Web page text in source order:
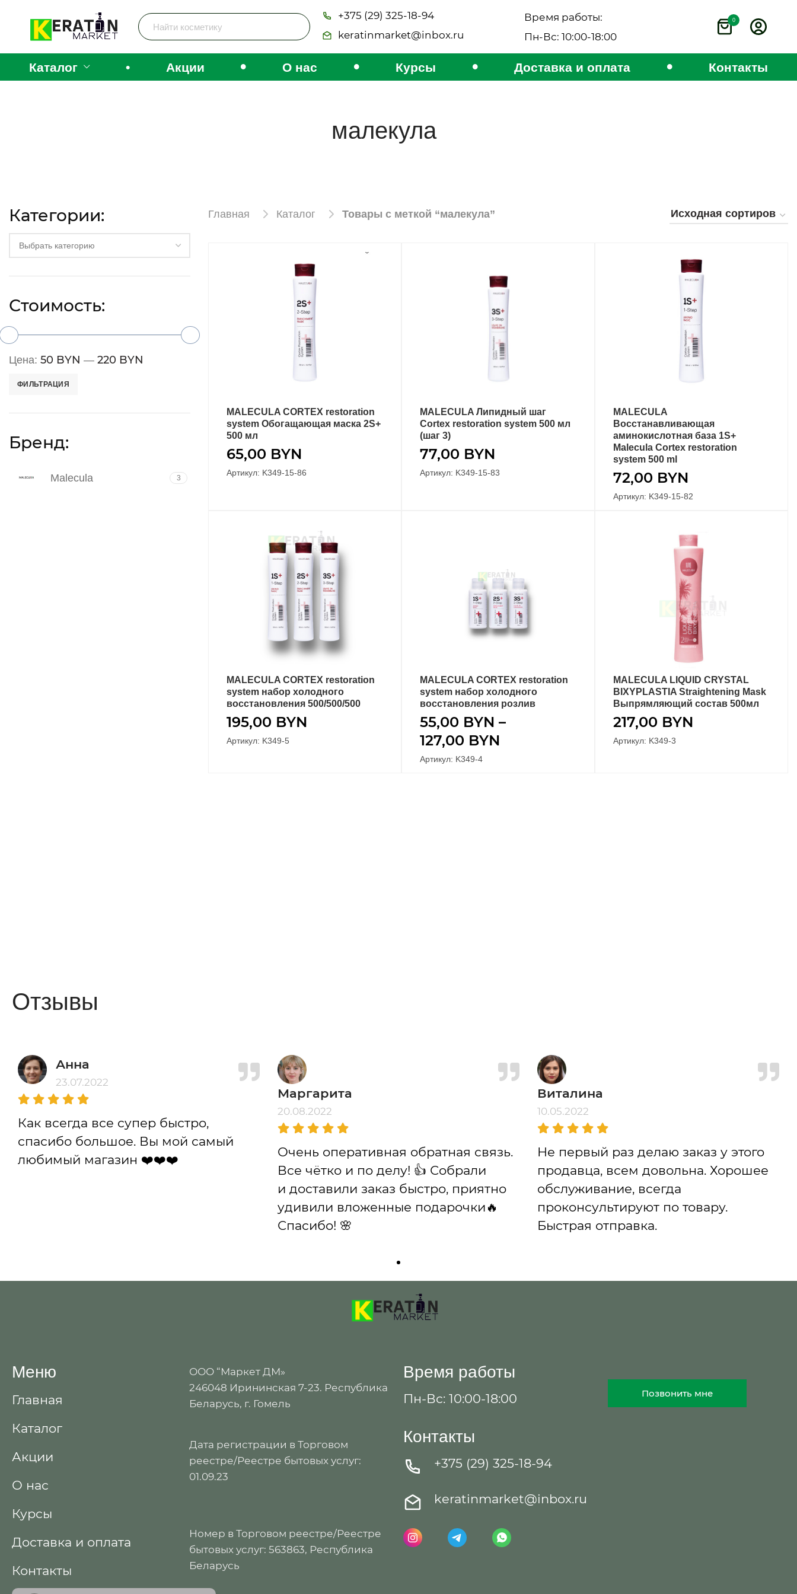
+375 (29) 325-18-94
keratinmarket@inbox.ru
Время работы:
Пн-Вс: 10:00-18:00
0
Каталог • Акции • О нас • Курсы • Доставка и оплата • Контакты
малекула
Категории:
Выбрать категорию
Стоимость:
ФИЛЬТРАЦИЯ
Цена: 50 BYN — 220 BYN
Бренд:
Malecula 3
Главная Каталог Товары с меткой “малекула”
В КОРЗИНУ
MALECULA CORTEX restoration
system Обогащающая маска 2S+
500 мл
65,00 BYN
Артикул: K349-15-86
В КОРЗИНУ
MALECULA Липидный шаг
Cortex restoration system 500 мл
(шаг 3)
77,00 BYN
Артикул: K349-15-83
MALECULA
Восстанавливающая
аминокислотная база 1S+
Malecula Cortex restoration
system 500 ml
72,00 BYN
Артикул: K349-15-82
В КОРЗИНУ
MALECULA CORTEX restoration
system набор холодного
восстановления 500/500/500
195,00 BYN
Артикул: K349-5
ВЫБЕРИТЕ ПАРАМЕТРЫ
MALECULA CORTEX restoration
system набор холодного
восстановления розлив
55,00 BYN –
127,00 BYN
Артикул: K349-4
В КОРЗИНУ
MALECULA LIQUID CRYSTAL
BIXYPLASTIA Straightening Mask
Выпрямляющий состав 500мл
217,00 BYN
Артикул: K349-3
Отзывы
Анна
23.07.2022
Как всегда все супер быстро,
спасибо большое. Вы мой самый
любимый магазин ❤️❤️❤️
Маргарита
20.08.2022
Очень оперативная обратная связь.
Все чётко и по делу! 👍 Собрали
и доставили заказ быстро, приятно
удивили вложенные подарочки🔥
Спасибо! 🌸
Виталина
10.05.2022
Не первый раз делаю заказ у этого
продавца, всем довольна. Хорошее
обслуживание, всегда
проконсультируют по товару.
Быстрая отправка.
Меню
Главная
Каталог
Акции
О нас
Курсы
Доставка и оплата
Контакты
ООО “Маркет ДМ»
246048 Ирининская 7-23. Республика
Беларусь, г. Гомель
Дата регистрации в Торговом
реестре/Реестре бытовых услуг:
01.09.23
Номер в Торговом реестре/Реестре
бытовых услуг: 563863, Республика
Беларусь
Время работы
Пн-Вс: 10:00-18:00
Контакты
+375 (29) 325-18-94
keratinmarket@inbox.ru
Позвонить мне